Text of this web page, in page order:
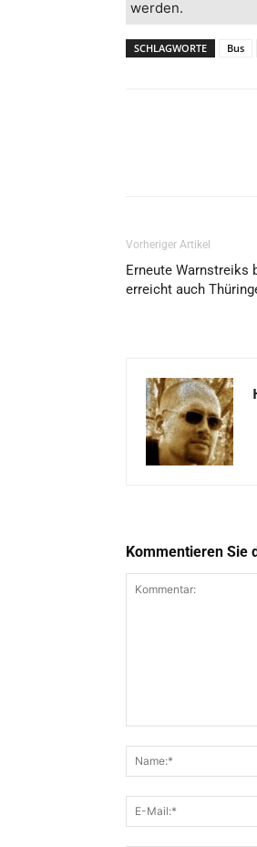
werden.
SCHLAGWORTE Bus
Vorheriger Artikel
Erneute Warnstreiks
erreicht auch
Kommentieren Sie